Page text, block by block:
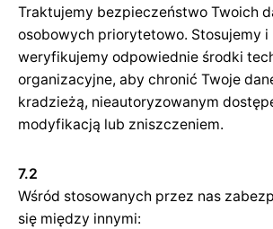
Traktujemy bezpieczeństwo Twoich
osobowych priorytetowo. Stosujemy i
weryfikujemy odpowiednie środki
organizacyjne, aby chronić Twoje
kradzieżą, nieautoryzowanym
modyfikacją lub zniszczeniem.
7.2
Wśród stosowanych przez nas
się między innymi: